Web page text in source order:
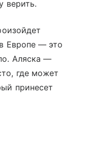
верить.
Европе — это
Аляска —
где может
принесет